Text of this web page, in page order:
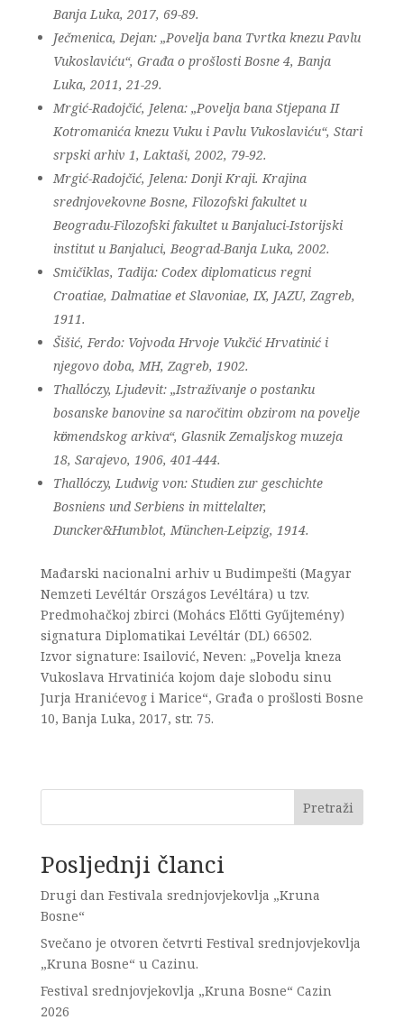
Banja Luka, 2017, 69-89.
Ječmenica, Dejan: „Povelja bana Tvrtka knezu Pavlu
Vukoslaviću“, Građa o prošlosti Bosne 4, Banja
Luka, 2011, 21-29.
Mrgić-Radojčić, Jelena: „Povelja bana Stjepana II
Kotromanića knezu Vuku i Pavlu Vukoslaviću“, Stari
srpski arhiv 1, Laktaši, 2002, 79-92.
Mrgić-Radojčić, Jelena: Donji Kraji. Krajina
srednjovekovne Bosne, Filozofski fakultet u
Beogradu-Filozofski fakultet u Banjaluci-Istorijski
institut u Banjaluci, Beograd-Banja Luka, 2002.
Smičiklas, Tadija: Codex diplomaticus regni
Croatiae, Dalmatiae et Slavoniae, IX, JAZU, Zagreb,
1911.
Šišić, Ferdo: Vojvoda Hrvoje Vukčić Hrvatinić i
njegovo doba, MH, Zagreb, 1902.
Thallόczy, Ljudevit: „Istraživanje o postanku
bosanske banovine sa naročitim obzirom na povelje
kӧrmendskog arkiva“, Glasnik Zemaljskog muzeja
18, Sarajevo, 1906, 401-444.
Thallóczy, Ludwig von: Studien zur geschichte
Bosniens und Serbiens in mittelalter,
Duncker&Humblot, München-Leipzig, 1914.
Mađarski nacionalni arhiv u Budimpešti (Magyar
Nemzeti Levéltár Országos Levéltára) u tzv.
Predmohačkoj zbirci (Mohács Előtti Gyűjtemény)
signatura Diplomatikai Levéltár (DL) 66502.
Izvor signature: Isailović, Neven: „Povelja kneza
Vukoslava Hrvatinića kojom daje slobodu sinu
Jurja Hranićevog i Marice“, Građa o prošlosti Bosne
10, Banja Luka, 2017, str. 75.
Pretraži
Posljednji članci
Drugi dan Festivala srednjovjekovlja „Kruna
Bosne“
Svečano je otvoren četvrti Festival srednjovjekovlja
„Kruna Bosne“ u Cazinu.
Festival srednjovjekovlja „Kruna Bosne“ Cazin
2026